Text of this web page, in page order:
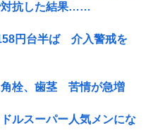
対抗した結果……
円台半ば 介入警戒を
栓、歯茎 苦情が急増
ルスーパー人気メンにな